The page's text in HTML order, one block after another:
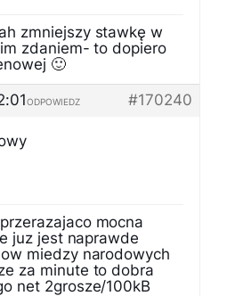
zmniejszy stawkę w
zdaniem- to dopiero
🙂
#170240
ODPOWIEDZ
mocna
juz jest naprawde
miedzy narodowych
za minute to dobra
net 2grosze/100kB